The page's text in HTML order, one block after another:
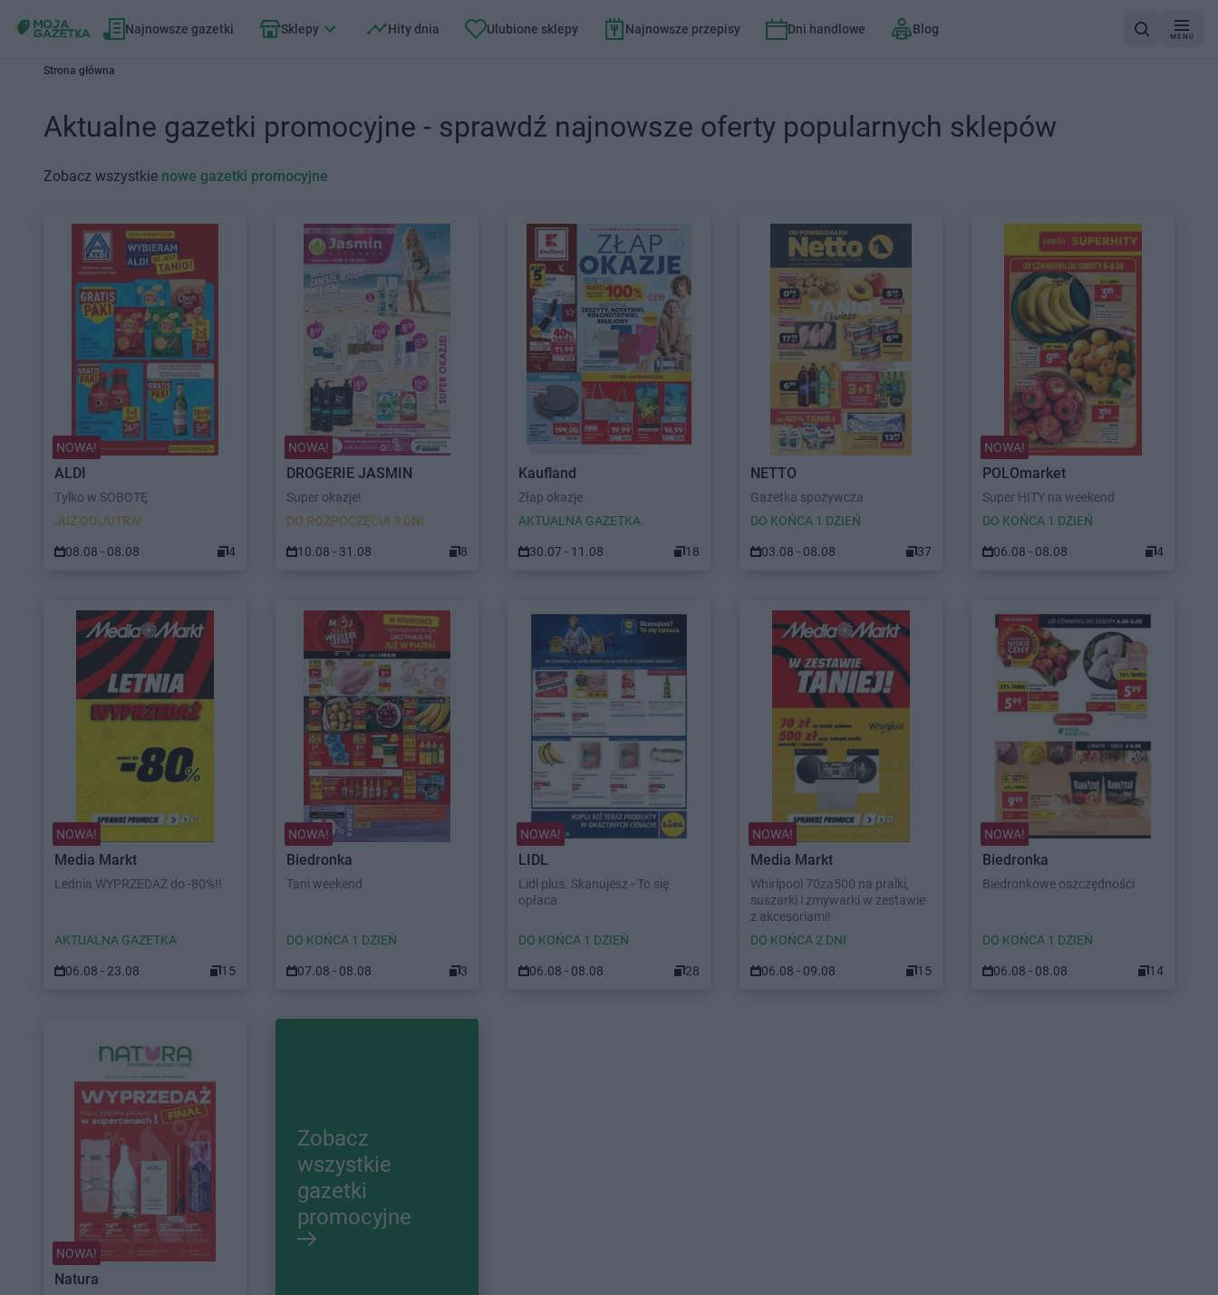
Najnowsze gazetki Sklepy Hity dnia Ulubione sklepy Najnowsze przepisy Dni handlowe Blog
MENU
Strona główna
Aktualne gazetki promocyjne - sprawdź najnowsze oferty popularnych sklepów
Zobacz wszystkie nowe gazetki promocyjne
NOWA!
ALDI
Tylko w SOBOTĘ
JUŻ OD JUTRA!
08.08 - 08.08 4
NOWA!
DROGERIE JASMIN
Super okazje!
DO ROZPOCZĘCIA 3 DNI
10.08 - 31.08 8
Kaufland
Złap okazje
AKTUALNA GAZETKA
30.07 - 11.08 18
NETTO
Gazetka spożywcza
DO KOŃCA 1 DZIEŃ
03.08 - 08.08 37
NOWA!
POLOmarket
Super HITY na weekend
DO KOŃCA 1 DZIEŃ
06.08 - 08.08 4
NOWA!
Media Markt
Lednia WYPRZEDAŻ do -80%!!
AKTUALNA GAZETKA
06.08 - 23.08 15
NOWA!
Biedronka
Tani weekend
DO KOŃCA 1 DZIEŃ
07.08 - 08.08 3
NOWA!
LIDL
Lidl plus. Skanujesz - To się
opłaca
DO KOŃCA 1 DZIEŃ
06.08 - 08.08 28
NOWA!
Media Markt
Whirlpool 70za500 na pralki,
suszarki i zmywarki w zestawie
z akcesoriami!
DO KOŃCA 2 DNI
06.08 - 09.08 15
NOWA!
Biedronka
Biedronkowe oszczędności
DO KOŃCA 1 DZIEŃ
06.08 - 08.08 14
NOWA!
Natura
Zobacz
wszystkie
gazetki
promocyjne